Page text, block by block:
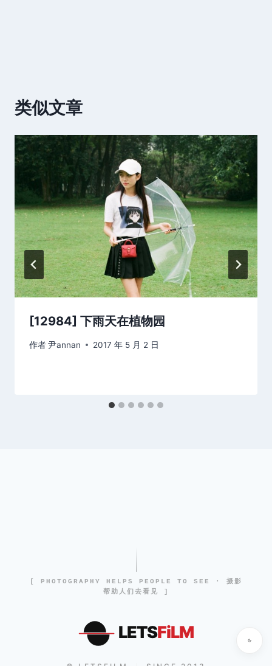
类似文章
[12984] 下雨天在植物园
作者尹annan 2017 年 5 月 2 日
[ PHOTOGRAPHY HELPS PEOPLE TO SEE · 摄影
帮助人们去看见 ]
LETSFiLM